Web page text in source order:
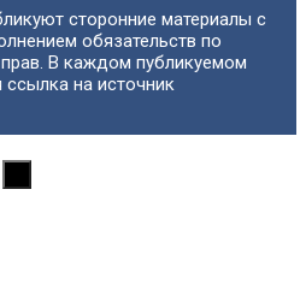
сторонние материалы с
обязательств по
В каждом публикуемом
ссылка на источник